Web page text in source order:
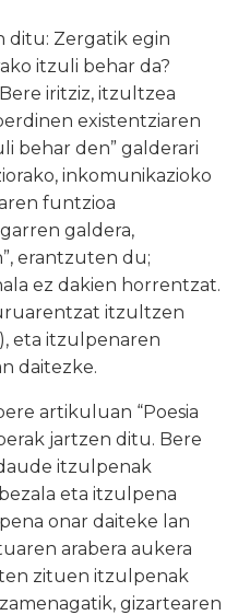
ditu: Zergatik egin
itzuli behar da?
iritziz, itzultzea
existentziaren
behar den” galderari
inkomunikazioko
funtzioa
galdera,
erantzuten du;
ez dakien horrentzat.
itzultzen
eta itzulpenaren
daitezke.
artikuluan “Poesia
jartzen ditu. Bere
itzulpenak
eta itzulpena
onar daiteke lan
arabera aukera
zituen itzulpenak
gizartearen